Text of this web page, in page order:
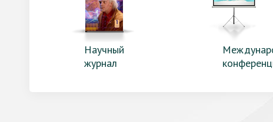
Научный
журнал